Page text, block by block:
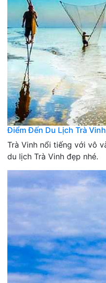
Điểm Đến Du Lịch Trà Vinh
Trà Vinh nổi tiếng với vô
du lịch Trà Vinh đẹp nhé.